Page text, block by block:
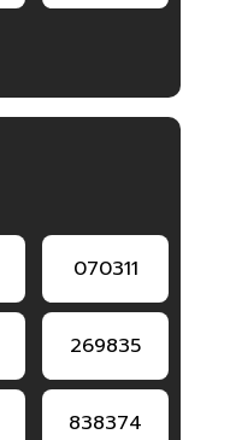
070311
269835
838374